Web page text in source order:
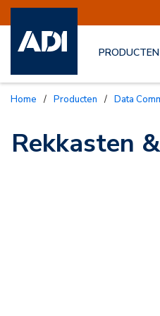
PRODUCTEN
Home / Producten / Data
Rekkasten